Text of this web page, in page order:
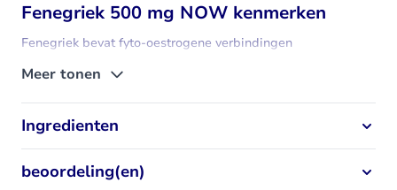
Fenegriek 500 mg NOW kenmerken
Fenegriek bevat fyto-oestrogene verbindingen
Draagt bij aan het behoud van een gezonde
bloedsuikerspiegel*
Ook bekend als borstvoedingskruiden
*Deze gezondheidsclaims, gemaakt op basis van
plantaardige inhoudsstoffen, zijn op dit moment in
behandeling bij de EFSA.
Meer tonen
Ingredienten
beoordeling(en)